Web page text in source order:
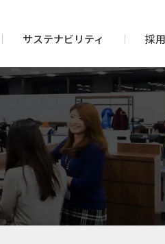
サステナビリティ 採